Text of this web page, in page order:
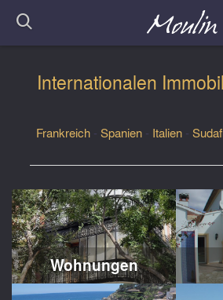
Internationalen
Frankreich - Spanien - Italien -
Wohnungen